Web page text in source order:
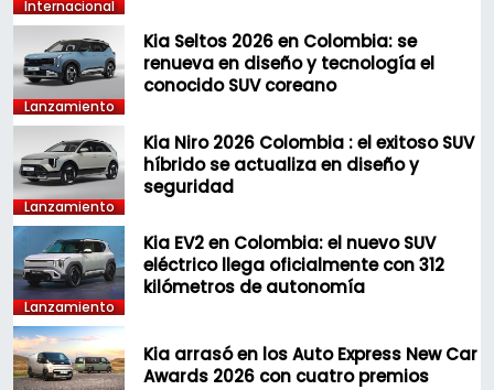
Internacional
Lanzamiento
Kia Seltos 2026 en Colombia: se
renueva en diseño y tecnología el
conocido SUV coreano
Lanzamiento
Kia Niro 2026 Colombia : el exitoso SUV
híbrido se actualiza en diseño y
seguridad
Lanzamiento
Kia EV2 en Colombia: el nuevo SUV
eléctrico llega oficialmente con 312
kilómetros de autonomía
Kia arrasó en los Auto Express New Car
Awards 2026 con cuatro premios